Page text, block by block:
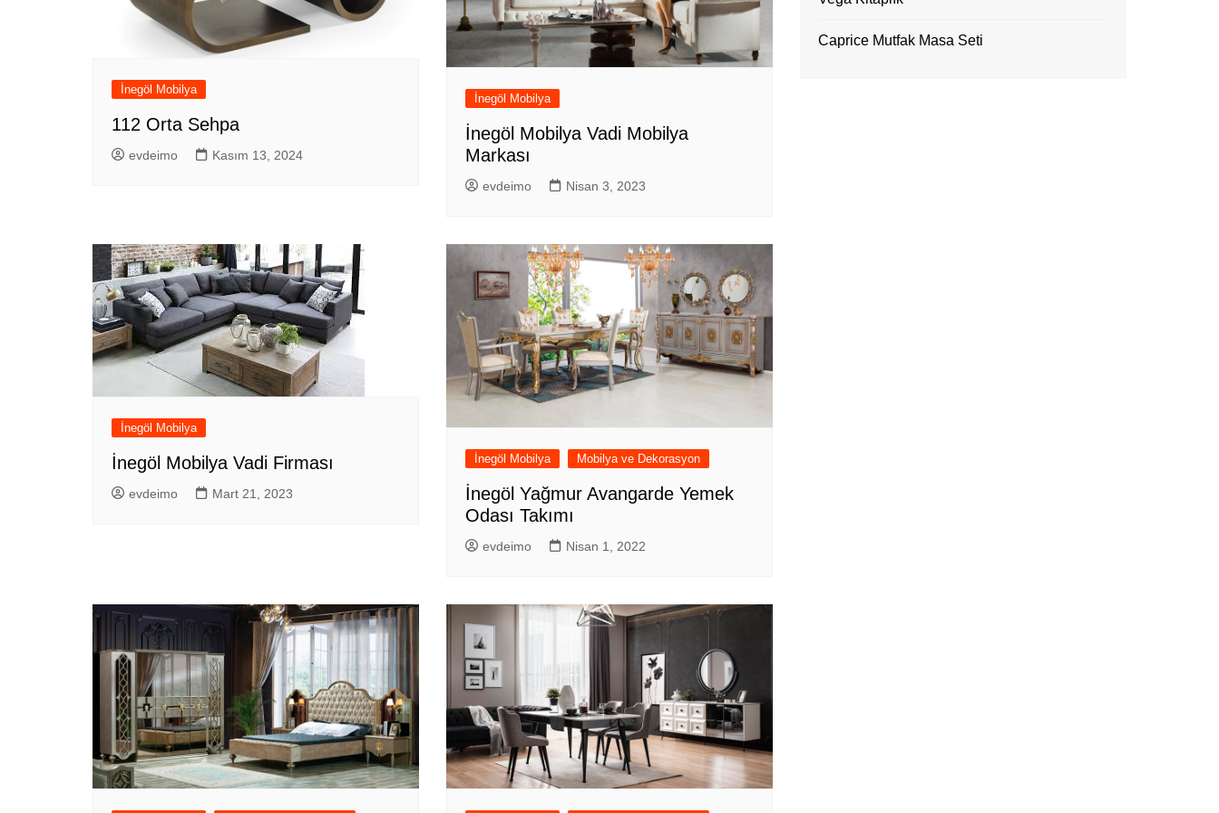
İnegöl Mobilya
112 Orta Sehpa
evdeimo Kasım 13, 2024
İnegöl Mobilya
İnegöl Mobilya Vadi Mobilya
Markası
evdeimo Nisan 3, 2023
İnegöl Mobilya
İnegöl Mobilya Vadi Firması
evdeimo Mart 21, 2023
İnegöl Mobilya Mobilya ve Dekorasyon
İnegöl Yağmur Avangarde Yemek
Odası Takımı
evdeimo Nisan 1, 2022
Caprice Mutfak Masa Seti